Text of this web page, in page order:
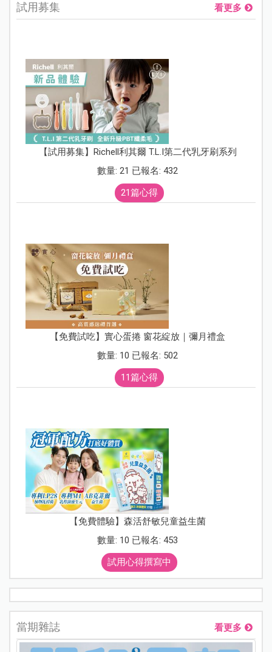
試用募集 看更多
【試用募集】Richell利其爾 T.L.I第二代乳牙刷系列
數量: 21 已報名: 432
21篇心得
【免費試吃】實心蛋捲 窗花綻放｜彌月禮盒
數量: 10 已報名: 502
11篇心得
【免費體驗】森活舒敏兒童益生菌
數量: 10 已報名: 453
試用心得撰寫中
當期雜誌 看更多